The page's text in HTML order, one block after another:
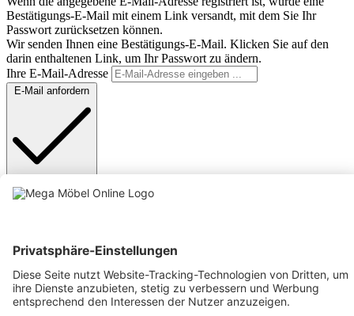
Bestätigungs-E-Mail mit einem Link versandt, mit dem Sie Ihr
Passwort zurücksetzen können.
Wir senden Ihnen eine Bestätigungs-E-Mail. Klicken Sie auf den
darin enthaltenen Link, um Ihr Passwort zu ändern.
Ihre E-Mail-Adresse
E-Mail anfordern
Anmelden
Links unterstreichen
Großer Cursor
Leseführung
Bilder ausblenden
Zurücksetzen